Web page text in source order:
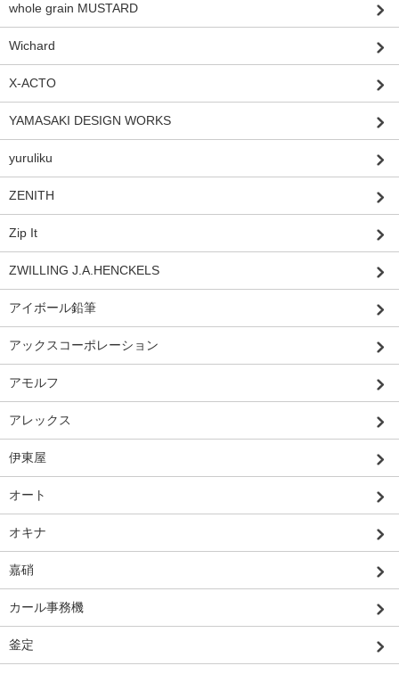
whole grain MUSTARD
Wichard
X-ACTO
YAMASAKI DESIGN WORKS
yuruliku
ZENITH
Zip It
ZWILLING J.A.HENCKELS
アイボール鉛筆
アックスコーポレーション
アモルフ
アレックス
伊東屋
オート
オキナ
嘉硝
カール事務機
釜定